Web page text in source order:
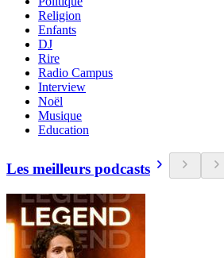
Religion
Enfants
DJ
Rire
Radio Campus
Interview
Noël
Musique
Education
Les meilleurs podcasts